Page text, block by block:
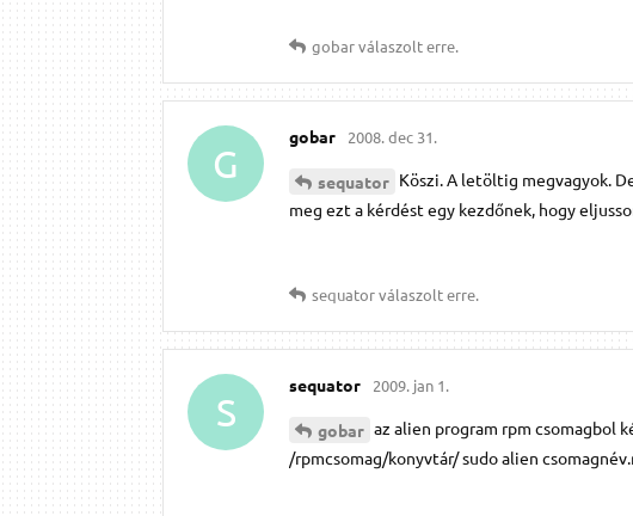
gobarválaszolt erre.
G
gobar 2008. dec 31.
sequator Köszi. A letöltig megvagyok.
meg ezt a kérdést egy kezdőnek, hogy
sequatorválaszolt erre.
S
sequator 2009. jan 1.
gobar az alien program rpm csomagbol
/rpmcsomag/konyvtár/ sudo alien